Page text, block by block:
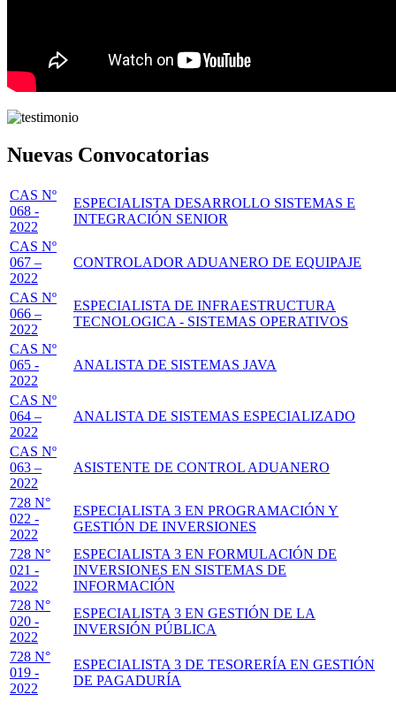
Nuevas Convocatorias
CAS Nº
068 -
2022
ESPECIALISTA DESARROLLO SISTEMAS E
INTEGRACIÓN SENIOR
CAS Nº
067 –
2022
CONTROLADOR ADUANERO DE EQUIPAJE
CAS Nº
066 –
2022
ESPECIALISTA DE INFRAESTRUCTURA
TECNOLOGICA - SISTEMAS OPERATIVOS
CAS Nº
065 -
2022
ANALISTA DE SISTEMAS JAVA
CAS Nº
064 –
2022
ANALISTA DE SISTEMAS ESPECIALIZADO
CAS Nº
063 –
2022
ASISTENTE DE CONTROL ADUANERO
728 N°
022 -
2022
ESPECIALISTA 3 EN PROGRAMACIÓN Y
GESTIÓN DE INVERSIONES
728 N°
021 -
2022
ESPECIALISTA 3 EN FORMULACIÓN DE
INVERSIONES EN SISTEMAS DE
INFORMACIÓN
728 N°
020 -
2022
ESPECIALISTA 3 EN GESTIÓN DE LA
INVERSIÓN PÚBLICA
728 N°
019 -
2022
ESPECIALISTA 3 DE TESORERÍA EN GESTIÓN
DE PAGADURÍA